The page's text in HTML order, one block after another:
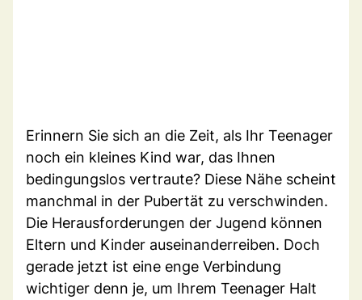
Erinnern Sie sich an die Zeit, als Ihr Teenager
noch ein kleines Kind war, das Ihnen
bedingungslos vertraute? Diese Nähe scheint
manchmal in der Pubertät zu verschwinden.
Die Herausforderungen der Jugend können
Eltern und Kinder auseinanderreiben. Doch
gerade jetzt ist eine enge Verbindung
wichtiger denn je, um Ihrem Teenager Halt